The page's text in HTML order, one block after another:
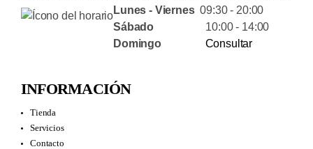
Lunes - Viernes09:30 - 20:00
Sábado 10:00 - 14:00
Domingo
Consultar
INFORMACIÓN
Tienda
Servicios
Contacto